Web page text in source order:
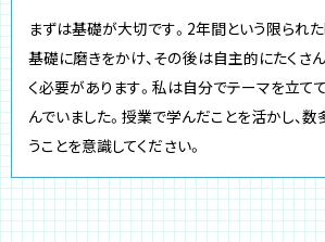
まずは基礎が大切です。2年間という限られ
基礎に磨きをかけ、その後は自主的にたくさ
く必要があります。私は自分でテーマを立て
んでいました。授業で学んだことを活かし、
うことを意識してください。